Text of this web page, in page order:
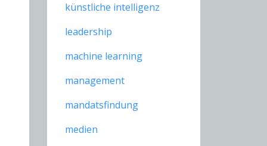
künstliche intelligenz
leadership
machine learning
management
mandatsfindung
medien